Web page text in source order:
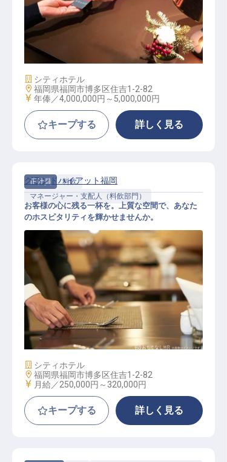
フロントオフィスマネージャー｜年
俸400万円～／ラグジュアリーホテ
ル「グランドハイアット福岡」／英
語を活かすマネジメント職
施設業態
シティホテル
勤務地
福岡県福岡市博多区住吉1-2-82
給与
年俸／4,000,000円～ 5,000,000円
キープする 詳しく見る
正社員
料飲
マネージャー・支配人（料飲部門）
バーテンダー アシスタントマネージ
ャー
グランドハイアット福岡
お客様の心に残る一杯を。上質な空間で、あなた
のホスピタリティを輝かせませんか。
施設業態
シティホテル
勤務地
福岡県福岡市博多区住吉1-2-82
給与
月給／250,000円～ 320,000円
キープする 詳しく見る